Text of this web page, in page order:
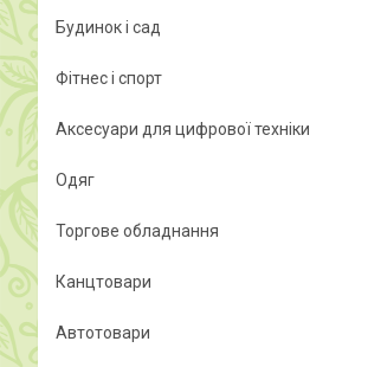
Будинок і сад
Фітнес і спорт
Аксесуари для цифрової техніки
Одяг
Торгове обладнання
Канцтовари
Автотовари